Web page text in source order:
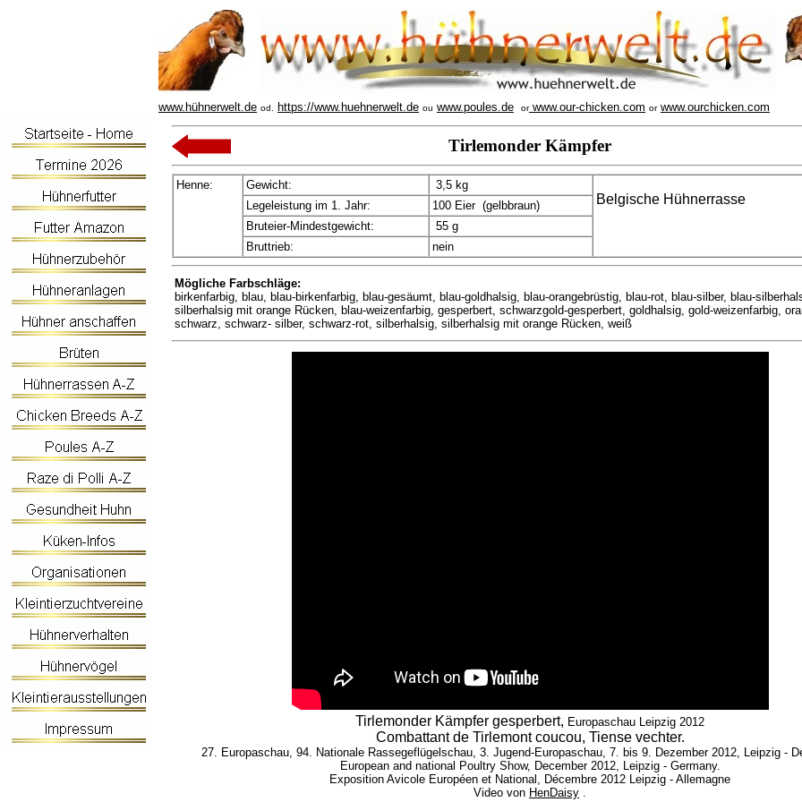
www.hühnerwelt.de od. https://www.huehnerwelt.de ou www.poules.de orwww.our-chicken.com or www.ourchicken.com
Tirlemonder Kämpfer
Henne: Gewicht: 3,5 kg
Belgische Hühnerrasse
Legeleistung im 1. Jahr:
100 Eier (gelbbraun)
Bruteier-Mindestgewicht:
55 g
Bruttrieb:
nein
Mögliche Farbschläge:
birkenfarbig, blau, blau-birkenfarbig, blau-gesäumt, blau-goldhalsig, blau-orangebrüstig, blau-rot, blau-silber, blau-
silberhalsig mit orange Rücken, blau-weizenfarbig, gesperbert, schwarzgold-gesperbert, goldhalsig, gold-weizenfarbig,
schwarz, schwarz- silber, schwarz-rot, silberhalsig, silberhalsig mit orange Rücken, weiß
Tirlemonder Kämpfer gesperbert, Europaschau Leipzig 2012
Combattant de Tirlemont coucou, Tiense vechter.
27. Europaschau, 94. Nationale Rassegeflügelschau, 3. Jugend-Europaschau, 7. bis 9. Dezember 2012, Leipzig -
European and national Poultry Show, December 2012, Leipzig - Germany.
Exposition Avicole Européen et National, Décembre 2012 Leipzig - Allemagne
Video von HenDaisy .